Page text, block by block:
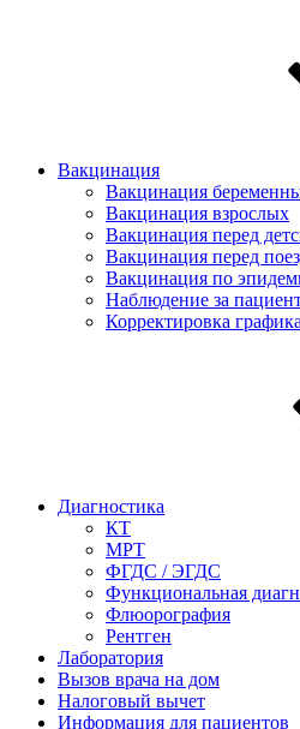
Вакцинация
Вакцинация
Вакцинация взрослых
Вакцинация перед
Вакцинация перед
Вакцинация по
Наблюдение за
Корректировка
Диагностика
КТ
МРТ
ФГДС / ЭГДС
Функциональная
Флюорография
Рентген
Лаборатория
Вызов врача на дом
Налоговый вычет
Информация для пациентов